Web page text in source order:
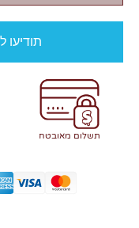
תודיעו
תשלום מאובטח